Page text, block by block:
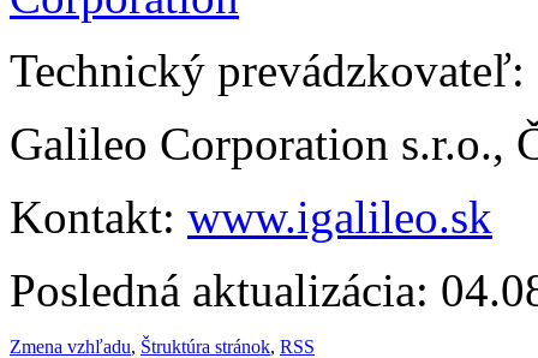
Technický prevádzkovateľ:
Galileo Corporation s.r.o.,
Kontakt: www.igalileo.sk
Posledná aktualizácia:
Zmena vzhľadu, Štruktúra stránok, RSS